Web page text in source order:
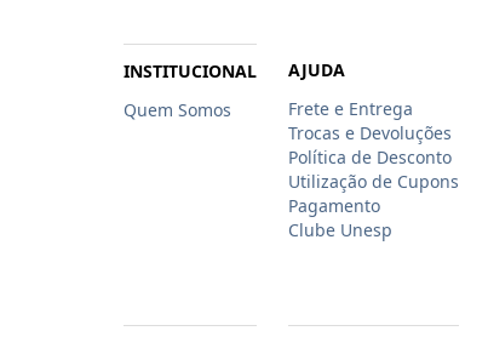
INSTITUCIONAL
Quem Somos
AJUDA
Frete e Entrega
Trocas e Devoluções
Política de Desconto
Utilização de Cupons
Pagamento
Clube Unesp